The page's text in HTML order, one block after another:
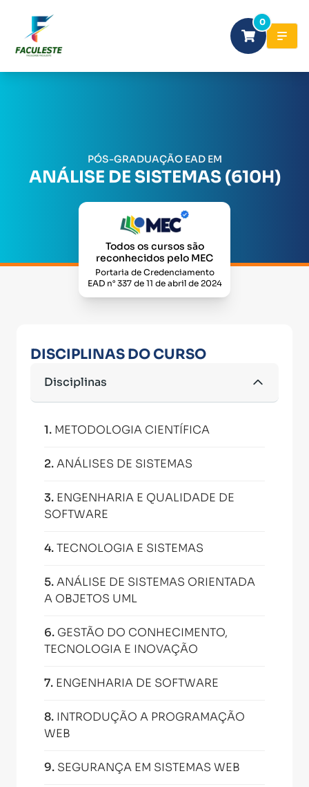
0
PÓS-GRADUAÇÃO EAD EM
ANÁLISE DE SISTEMAS (610H)
Todos os cursos são
reconhecidos pelo MEC
Portaria de Credenciamento
EAD n° 337 de 11 de abril de 2024
DISCIPLINAS DO CURSO
Disciplinas
1. METODOLOGIA CIENTÍFICA
2.ANÁLISES DE SISTEMAS
3. ENGENHARIA E QUALIDADE DE
SOFTWARE
4.TECNOLOGIA E SISTEMAS
5.ANÁLISE DE SISTEMAS ORIENTADA
A OBJETOS UML
6. GESTÃO DO CONHECIMENTO,
TECNOLOGIA E INOVAÇÃO
7. ENGENHARIA DE SOFTWARE
8. INTRODUÇÃO A PROGRAMAÇÃO
WEB
9. SEGURANÇA EM SISTEMAS WEB